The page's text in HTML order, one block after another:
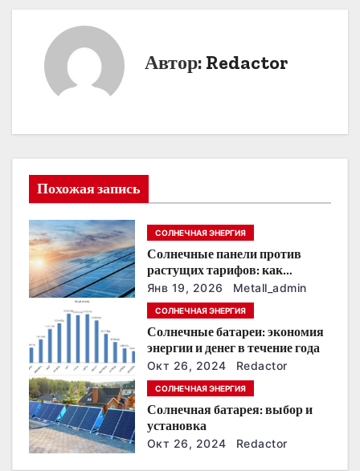
ц
я
п
о
з
п
и
с
я
Автор: Redactor
Похожая запись
СОЛНЕЧНАЯ ЭНЕРГИЯ
Солнечные панели против
растущих тарифов: как
сохранить
энергонезависимость в
ближайшие годы
Янв 19, 2026 Metall_admin
СОЛНЕЧНАЯ ЭНЕРГИЯ
Солнечные батареи: экономия
энергии и денег в течение года
Окт 26, 2024 Redactor
СОЛНЕЧНАЯ ЭНЕРГИЯ
Солнечная батарея: выбор и
установка
Окт 26, 2024 Redactor